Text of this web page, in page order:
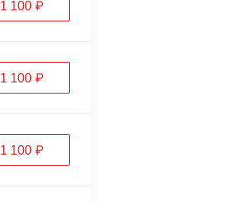
1 100 ₽
1 100 ₽
1 100 ₽